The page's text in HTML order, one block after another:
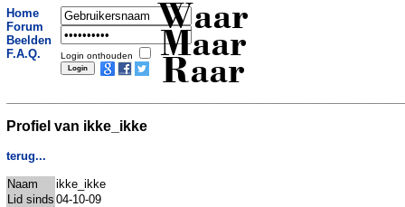
Home
Forum
Beelden
F.A.Q.
Login onthouden
Waar
Maar
Raar
Profiel van ikke_ikke
terug...
Naam
ikke_ikke
Lid sinds 04-10-09